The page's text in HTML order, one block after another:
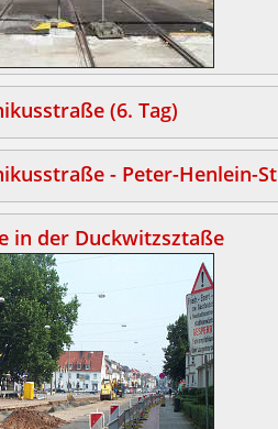
(6. Tag)
- Peter-Henlein-
in der Duckwitzsztaße